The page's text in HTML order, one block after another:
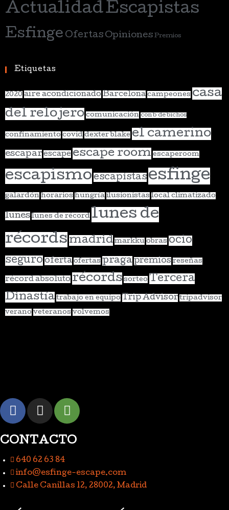
ActualidadEscapistas
Esfinge Ofertas Opiniones Premios
Etiquetas
2020 aire acondicionado Barcelona campeones casa
del relojero comunicación con b de bichos
confinamiento covid dexter blake el camerino
escapar escape escape room escaperoom
escapismo escapistas esfinge
galardón horarios hungría ilusionistas local climatizado
lunes lunes de récord lunes de
récords madrid markku obras ocio
seguro oferta ofertas pragapremios reseñas
récord absoluto récords sorteo Tercera
Dinastía trabajo en equipo Trip Advisor tripadvisor
verano veteranos volvemos
CONTACTO
640 62 63 84
info@esfinge-escape.com
Calle Canillas 12, 28002, Madrid